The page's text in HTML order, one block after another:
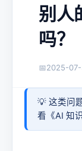
别人
吗？
📅2025-07-
💡 这类问
看《AI 知